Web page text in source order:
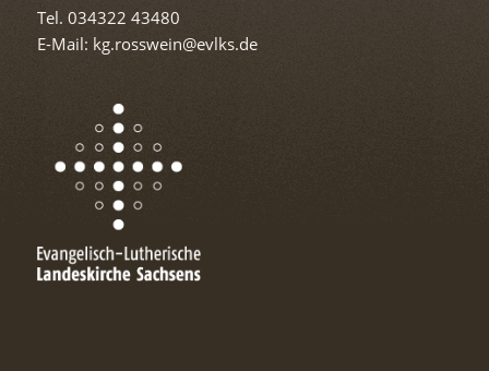
Tel. 034322 43480
E-Mail: kg.rosswein@evlks.de